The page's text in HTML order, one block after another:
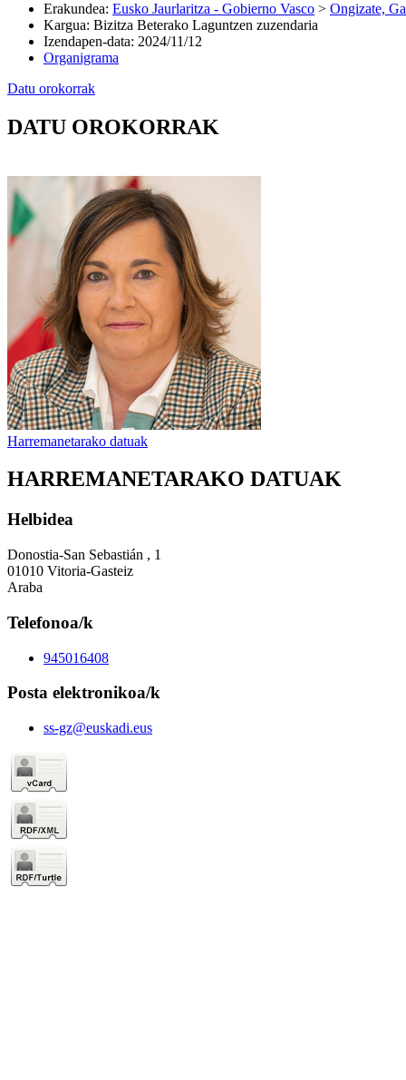
Erakundea: Eusko Jaurlaritza - Gobierno Vasco > Ongizate,
Kargua: Bizitza Beterako Laguntzen zuzendaria
Izendapen-data: 2024/11/12
Organigrama
Datu orokorrak
DATU OROKORRAK
Harremanetarako datuak
HARREMANETARAKO DATUAK
Helbidea
Donostia-San Sebastián , 1
01010 Vitoria-Gasteiz
Araba
Telefonoa/k
945016408
Posta elektronikoa/k
ss-gz@euskadi.eus